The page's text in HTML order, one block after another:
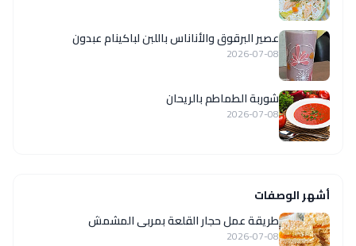
عصير البرقوق والأناناس باللبن لباكينام عبدون
2026-07-08
شوربة الطماطم بالريحان
2026-07-08
أشهر الوصفات
طريقة عمل حجار القلعة بمربى المشمش
2026-07-08